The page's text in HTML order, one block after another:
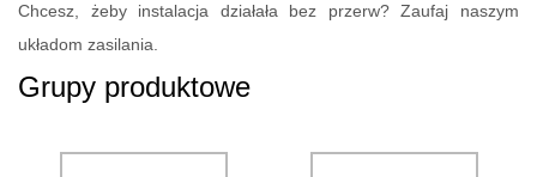
Chcesz, żeby instalacja działała bez przerw? Zaufaj naszym
układom zasilania.
Grupy produktowe